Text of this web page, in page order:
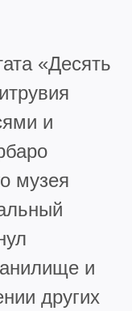
«Десять
и
музея
и
других